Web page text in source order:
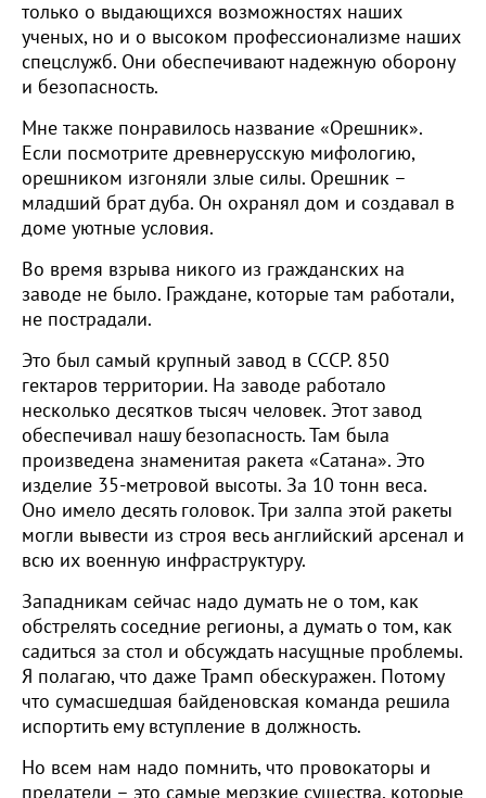
только о выдающихся возможностях наших
ученых, но и о высоком профессионализме наших
спецслужб. Они обеспечивают надежную оборону
и безопасность.
Мне также понравилось название «Орешник».
Если посмотрите древнерусскую мифологию,
орешником изгоняли злые силы. Орешник –
младший брат дуба. Он охранял дом и создавал в
доме уютные условия.
Во время взрыва никого из гражданских на
заводе не было. Граждане, которые там работали,
не пострадали.
Это был самый крупный завод в СССР. 850
гектаров территории. На заводе работало
несколько десятков тысяч человек. Этот завод
обеспечивал нашу безопасность. Там была
произведена знаменитая ракета «Сатана». Это
изделие 35-метровой высоты. За 10 тонн веса.
Оно имело десять головок. Три залпа этой ракеты
могли вывести из строя весь английский арсенал и
всю их военную инфраструктуру.
Западникам сейчас надо думать не о том, как
обстрелять соседние регионы, а думать о том, как
садиться за стол и обсуждать насущные проблемы.
Я полагаю, что даже Трамп обескуражен. Потому
что сумасшедшая байденовская команда решила
испортить ему вступление в должность.
Но всем нам надо помнить, что провокаторы и
предатели – это самые мерзкие существа, которые